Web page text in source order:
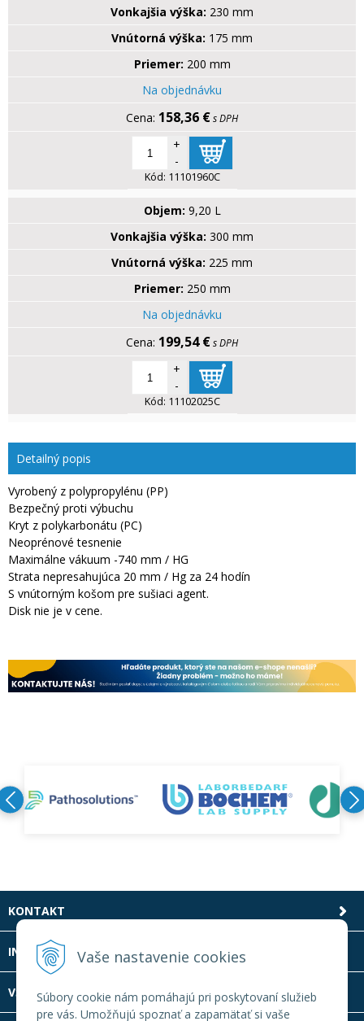
Vaše nastavenie cookies
Súbory cookie nám pomáhajú pri poskytovaní služieb
pre vás. Umožňujú spoznať a zapamätať si vaše
Vonkajšia výška: 230 mm
Vnútorná výška: 175 mm
Priemer: 200 mm
Na objednávku
158,36 €s DPH
+
-
Kód: 11101960C
Objem: 9,20 L
Vonkajšia výška: 300 mm
Vnútorná výška: 225 mm
Priemer: 250 mm
Na objednávku
199,54 €s DPH
+
-
Kód: 11102025C
Detailný popis
Vyrobený z polypropylénu (PP)
Bezpečný proti výbuchu
Kryt z polykarbonátu (PC)
Neoprénové tesnenie
Maximálne vákuum -740 mm / HG
Strata nepresahujúca 20 mm / Hg za 24 hodín
S vnútorným košom pre sušiaci agent.
Disk nie je v cene.
KONTAKT
INFOLINKA
VŠETKO O NÁKUPE